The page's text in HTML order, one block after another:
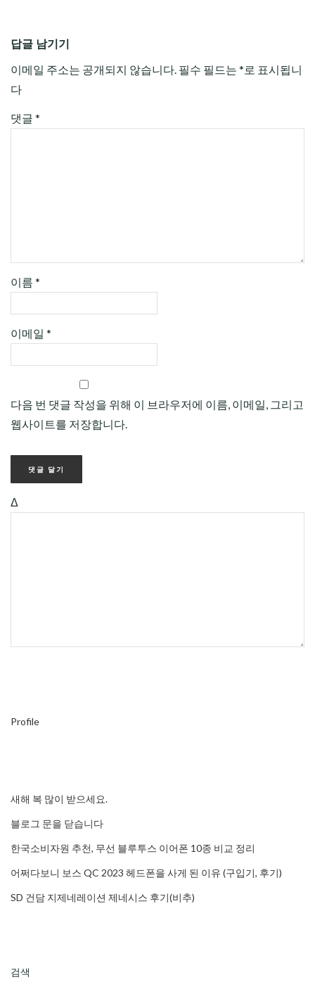
답글 남기기
이메일 주소는 공개되지 않습니다. 필수 필드는 * 로 표시됩니
다
댓글 *
이름 *
이메일 *
다음 번 댓글 작성을 위해 이 브라우저에 이름, 이메일, 그리고
웹사이트를 저장합니다.
Δ
Profile
새해 복 많이 받으세요.
블로그 문을 닫습니다
한국소비자원 추천, 무선 블루투스 이어폰 10종 비교 정리
어쩌다보니 보스 QC 2023 헤드폰을 사게 된 이유 (구입기, 후기)
SD 건담 지제네레이션 제네시스 후기(비추)
검색